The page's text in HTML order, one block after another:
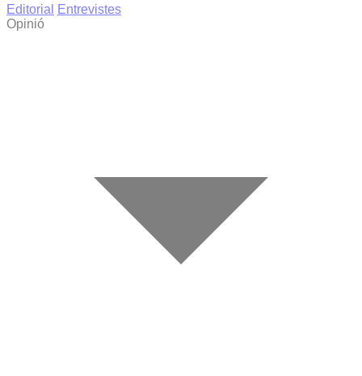
Editorial
Entrevistes
Opinió